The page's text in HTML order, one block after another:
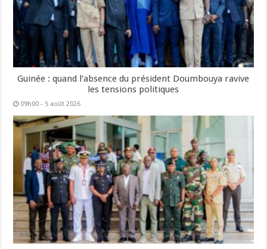
Guinée : quand l’absence du président Doumbouya ravive
les tensions politiques
09h00 - 5 août 2026